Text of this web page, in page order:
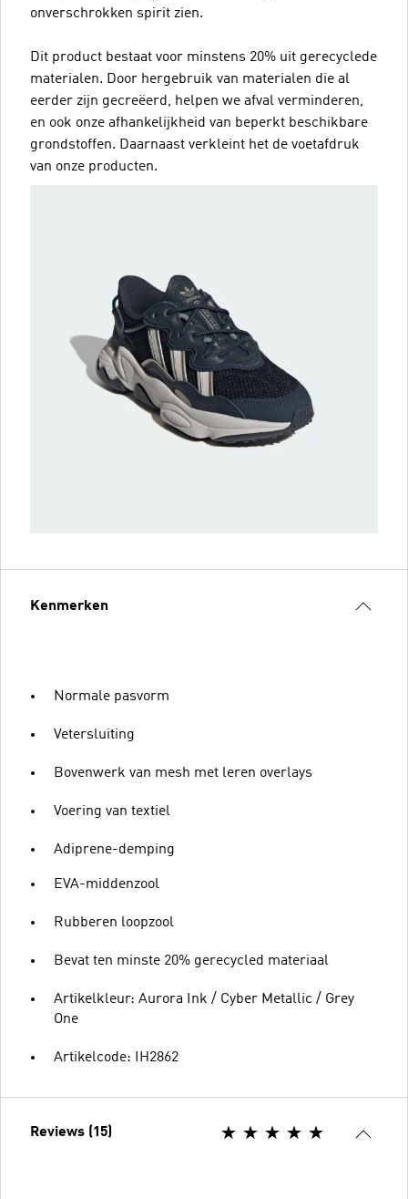
onverschrokken spirit zien.
Dit product bestaat voor minstens 20% uit gerecyclede
materialen. Door hergebruik van materialen die al
eerder zijn gecreëerd, helpen we afval verminderen,
en ook onze afhankelijkheid van beperkt beschikbare
grondstoffen. Daarnaast verkleint het de voetafdruk
van onze producten.
Kenmerken
Normale pasvorm
Vetersluiting
Bovenwerk van mesh met leren overlays
Voering van textiel
Adiprene-demping
EVA-middenzool
Rubberen loopzool
Bevat ten minste 20% gerecycled materiaal
Artikelkleur: Aurora Ink / Cyber Metallic / Grey
One
Artikelcode: IH2862
Reviews (15)